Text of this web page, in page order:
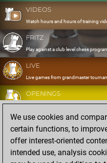
VIDEOS
Watch hours and hours of training
FRITZ
Play against a club level chess
LIVE
Live games from grandmaster
OPENINGS
Develop and exercise your openings
DATABASE
Eight million strong games
MYGAMES
Store and analyse your own games
We use cookies and
certain functions, to
offer interest-oriented
intended use, analysis